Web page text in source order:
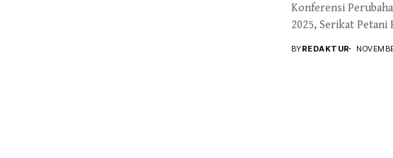
Konferensi
2025, Serikat Petani
BYREDAKTUR